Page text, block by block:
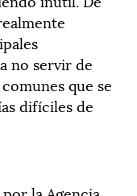
no servir de
que se
difíciles de